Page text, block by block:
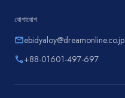
যোগাযোগ
emailebidyaloy@dreamonline.co.jp
phone+88-01601-497-697